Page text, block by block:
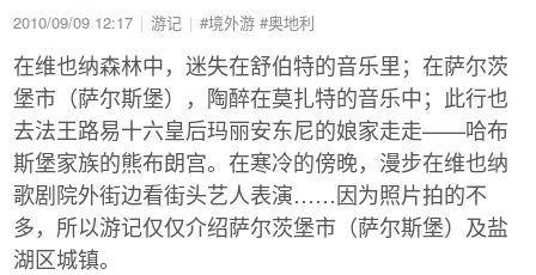
2010/09/09 12:17 游记 #境外游 #奥地利
在维也纳森林中，迷失在舒伯特的音乐里；在萨尔茨
堡市（萨尔斯堡），陶醉在莫扎特的音乐中；此行也
去法王路易十六皇后玛丽安东尼的娘家走走——哈布
斯堡家族的熊布朗宫。在寒冷的傍晚，漫步在维也纳
歌剧院外街边看街头艺人表演……因为照片拍的不
多，所以游记仅仅介绍萨尔茨堡市（萨尔斯堡）及盐
湖区城镇。